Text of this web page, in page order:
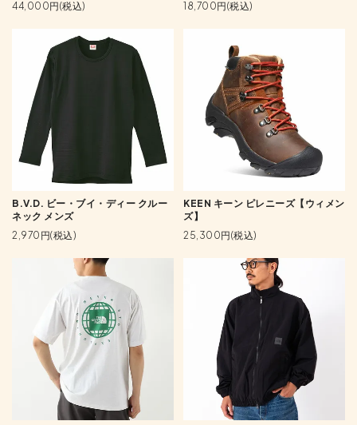
44,000円(税込)
18,700円(税込)
B.V.D. ビー・ブイ・ディー クルー
ネック メンズ
2,970円(税込)
KEEN キーン ピレニーズ【ウィメン
ズ】
25,300円(税込)